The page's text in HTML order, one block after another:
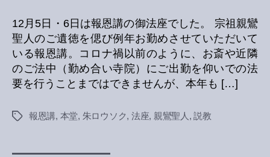
12月5日・6日は報恩講の御法座でした。 宗祖親鸞
聖人のご遺徳を偲び例年お勤めさせていただいて
いる報恩講。コロナ禍以前のように、お斎や近隣
のご法中（勤め合い寺院）にご出勤を仰いでの法
要を行うことまではできませんが、本年も […]
Tags報恩講, 本堂, 朱ロウソク, 法座, 親鸞聖人 ,説教